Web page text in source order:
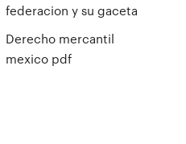
federacion y su gaceta
Derecho mercantil
mexico pdf